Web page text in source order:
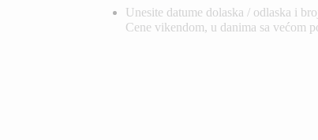
Unesite datume dolaska / odlaska i
Cene vikendom, u danima sa većom